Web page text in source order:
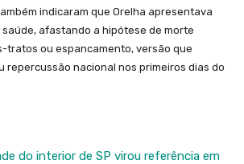
indicaram que Orelha apresentava
afastando a hipótese de morte
tratos ou espancamento, versão que
repercussão nacional nos primeiros dias do
do interior de SP virou referência em